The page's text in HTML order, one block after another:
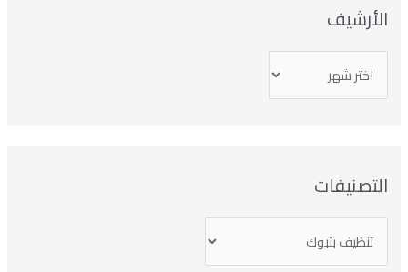
الأرشيف
التصنيفات